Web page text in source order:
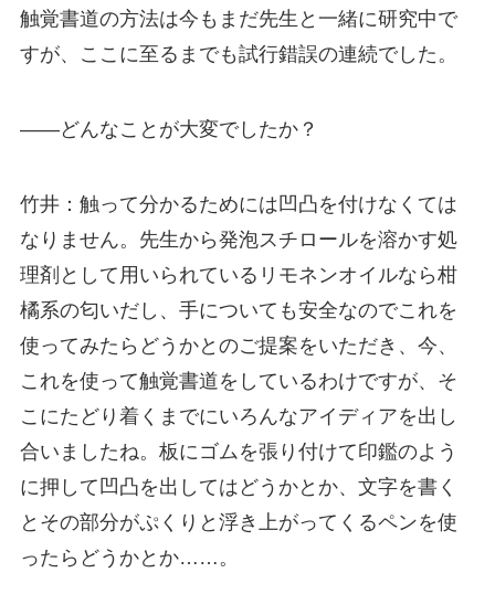
触覚書道の方法は今もまだ先生と一緒に研究中で
すが、ここに至るまでも試行錯誤の連続でした。
――どんなことが大変でしたか？
竹井：触って分かるためには凹凸を付けなくては
なりません。先生から発泡スチロールを溶かす処
理剤として用いられているリモネンオイルなら柑
橘系の匂いだし、手についても安全なのでこれを
使ってみたらどうかとのご提案をいただき、今、
これを使って触覚書道をしているわけですが、そ
こにたどり着くまでにいろんなアイディアを出し
合いましたね。板にゴムを張り付けて印鑑のよう
に押して凹凸を出してはどうかとか、文字を書く
とその部分がぷくりと浮き上がってくるペンを使
ったらどうかとか……。